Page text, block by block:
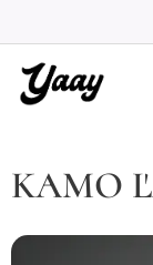
KAMO